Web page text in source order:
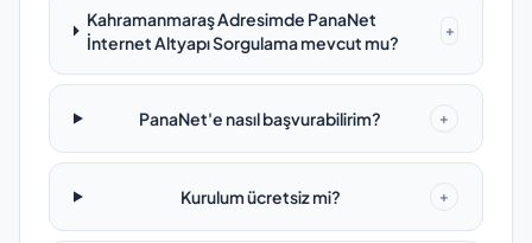
Kahramanmaraş Adresimde PanaNet
İnternet Altyapı Sorgulama mevcut mu?
+
PanaNet'e nasıl başvurabilirim? +
Kurulum ücretsiz mi? +